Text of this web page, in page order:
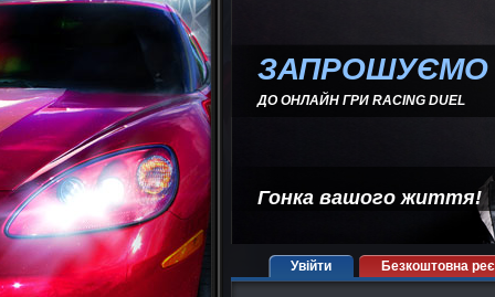
ЗАПРОШУЄМО
ДО ОНЛАЙН ГРИ RACING DUEL
Гонка вашого життя!
Увійти Безкоштовна